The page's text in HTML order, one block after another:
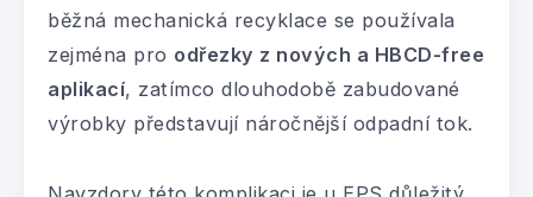
běžná mechanická recyklace se používala
zejména pro odřezky z nových a HBCD-free
aplikací, zatímco dlouhodobě zabudované
výrobky představují náročnější odpadní tok.